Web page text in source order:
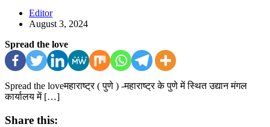
Editor
August 3, 2024
Spread the love
Spread the loveमहाराष्ट्र ( पुणे ) -महाराष्ट्र के पुणे में स्थित उद्यान मंगल
कार्यालय में […]
Share this: